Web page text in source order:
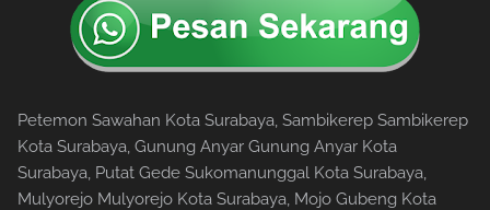
Petemon Sawahan Kota Surabaya, Sambikerep Sambikerep
Kota Surabaya, Gunung Anyar Gunung Anyar Kota
Surabaya, Putat Gede Sukomanunggal Kota Surabaya,
Mulyorejo Mulyorejo Kota Surabaya, Mojo Gubeng Kota